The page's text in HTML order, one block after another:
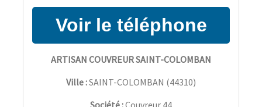
ARTISAN COUVREUR SAINT-COLOMBAN
Ville :SAINT-COLOMBAN (44310)